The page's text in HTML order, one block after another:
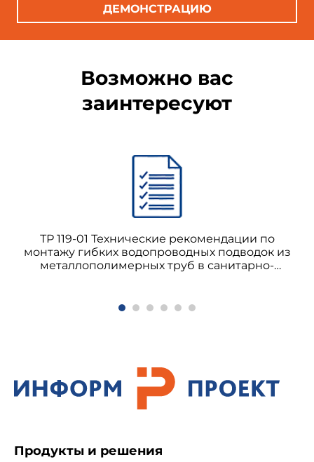
ДЕМОНСТРАЦИЮ
Возможно вас
заинтересуют
ТР 119-01 Технические рекомендации по
монтажу гибких водопроводных подводок из
металлополимерных труб в санитарно-
Продукты и решения